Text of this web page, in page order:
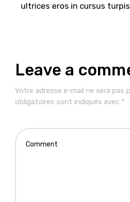
ultrices eros in cursus
Leave a
Votre adresse e-mail ne sera pas
obligatoires sont indiqués avec *